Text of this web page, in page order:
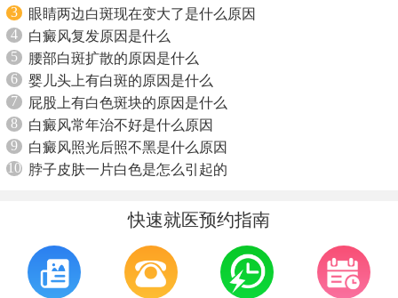
3
眼睛两边白斑现在变大了是什么原因
4
白癜风复发原因是什么
5
腰部白斑扩散的原因是什么
6
婴儿头上有白斑的原因是什么
7
屁股上有白色斑块的原因是什么
8
白癜风常年治不好是什么原因
9
白癜风照光后照不黑是什么原因
10 脖子皮肤一片白色是怎么引起的
快速就医预约指南